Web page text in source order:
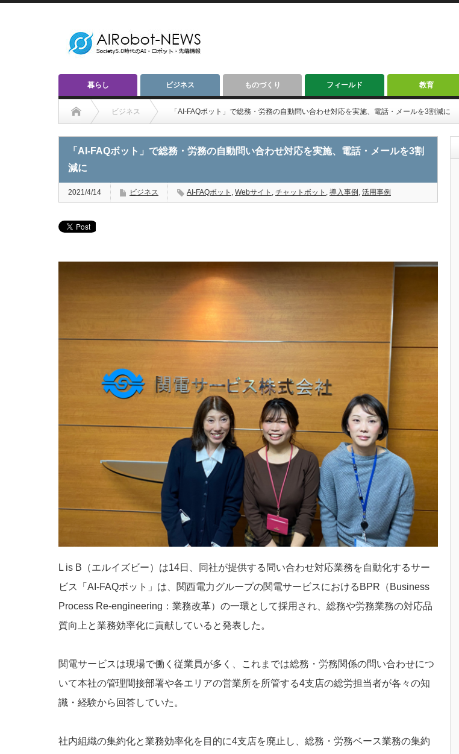
暮らし ビジネス ものづくり フィールド 教育
ビジネス 「AI-FAQボット」で総務・労務の自動問い合わせ対応を実施、電話・メールを3割減に
「AI-FAQボット」で総務・労務の自動問い合わせ対応を実施、電話・メールを3割
減に
2021/4/14 ビジネス AI-FAQボット , Webサイト , チャットボット , 導入事例 , 活用事例
L is B（エルイズビー）は14日、同社が提供する問い合わせ対応業務を自動化するサー
ビス「AI-FAQボット」は、関西電力グループの関電サービスにおけるBPR（Business
Process Re-engineering：業務改革）の一環として採用され、総務や労務業務の対応品
質向上と業務効率化に貢献していると発表した。
関電サービスは現場で働く従業員が多く、これまでは総務・労務関係の問い合わせにつ
いて本社の管理間接部署や各エリアの営業所を所管する4支店の総労担当者が各々の知
識・経験から回答していた。
社内組織の集約化と業務効率化を目的に4支店を廃止し、総務・労務ベース業務の集約